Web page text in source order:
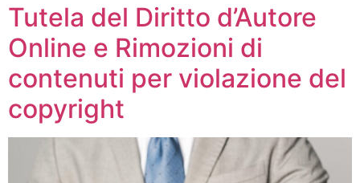
Tutela del Diritto d’Autore
Online e Rimozioni di
contenuti per violazione del
copyright